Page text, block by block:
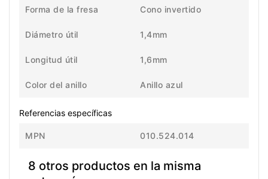
Forma de la fresa Cono invertido
Diámetro útil 1,4mm
Longitud útil 1,6mm
Color del anillo Anillo azul
Referencias específicas
MPN 010.524.014
8 otros productos en la misma